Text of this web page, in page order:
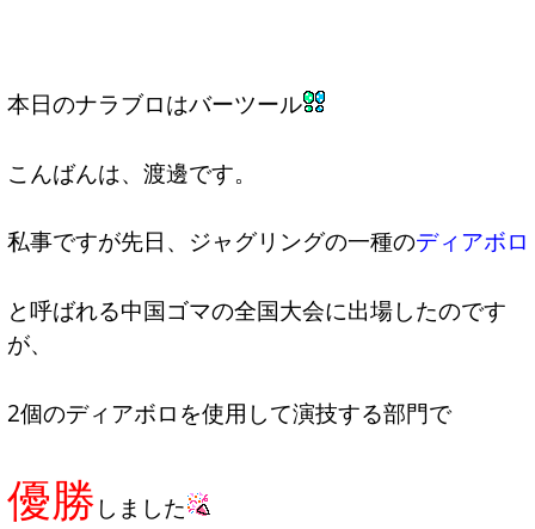
本日のナラブロはバーツール
こんばんは、渡邊です。
私事ですが先日、ジャグリングの一種のディアボロ
と呼ばれる中国ゴマの全国大会に出場したのです
が、
2個のディアボロを使用して演技する部門で
優勝 しました